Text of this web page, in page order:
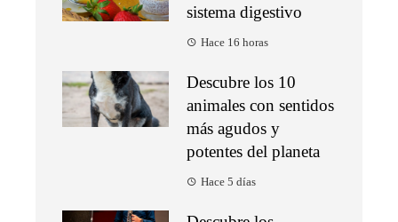
sistema digestivo
Hace 16 horas
Descubre los 10
animales con sentidos
más agudos y
potentes del planeta
Hace 5 días